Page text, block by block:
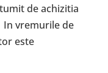
de achizitia
vremurile de
este